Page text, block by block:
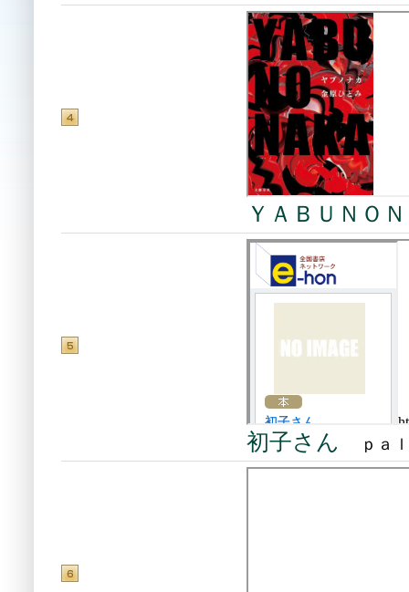
ＹＡＢＵＮＯ
初子さん ｐａｌ